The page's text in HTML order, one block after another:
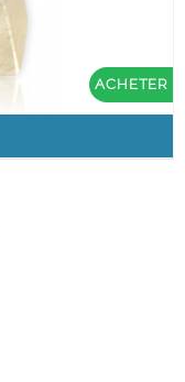
ACHETER